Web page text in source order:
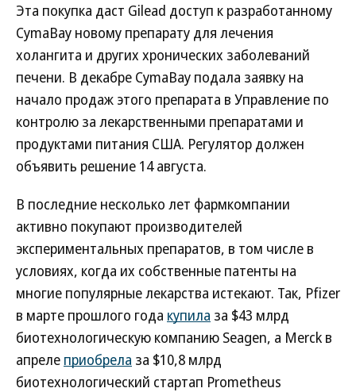
Эта покупка даст Gilead доступ к разработанному
CymaBay новому препарату для лечения
холангита и других хронических заболеваний
печени. В декабре CymaBay подала заявку на
начало продаж этого препарата в Управление по
контролю за лекарственными препаратами и
продуктами питания США. Регулятор должен
объявить решение 14 августа.
В последние несколько лет фармкомпании
активно покупают производителей
экспериментальных препаратов, в том числе в
условиях, когда их собственные патенты на
многие популярные лекарства истекают. Так, Pfizer
в марте прошлого года купила за $43 млрд
биотехнологическую компанию Seagen, а Merck в
апреле приобрела за $10,8 млрд
биотехнологический стартап Prometheus